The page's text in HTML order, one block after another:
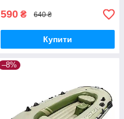
590 ₴ 640 ₴
Купити
–8%